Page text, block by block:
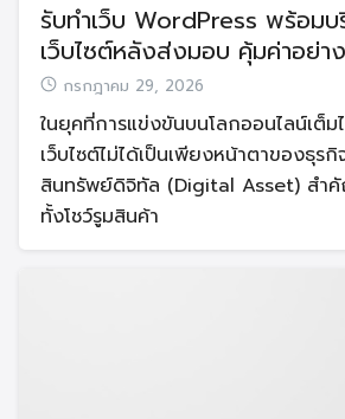
รับทำเว็บ WordPress พร้อมบ
เว็บไซต์หลังส่งมอบ คุ้มค่าอย่า
กรกฎาคม 29, 2026
ในยุคที่การแข่งขันบนโลกออนไลน์เต็ม
เว็บไซต์ไม่ได้เป็นเพียงหน้าตาของธุร
สินทรัพย์ดิจิทัล (Digital Asset) สำ
ทั้งโชว์รูมสินค้า